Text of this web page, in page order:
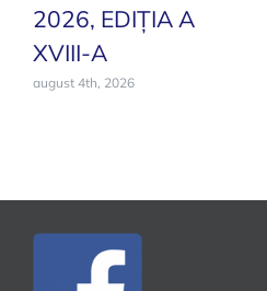
2026, EDIȚIA A
XVIII-A
august 4th, 2026